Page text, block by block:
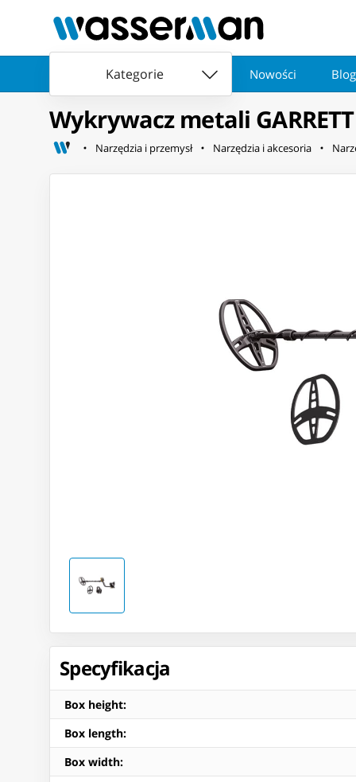
Kategorie Nowości Blog
Wykrywacz metali
Narzędzia i przemysł Narzędzia i akcesoria
Specyfikacja
Box height:
Box length:
Box width: